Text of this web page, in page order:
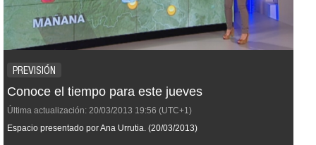
PREVISIÓN
Conoce el tiempo para este jueves
Última actualización: 20/03/2013 19:56 (UTC+1)
Espacio presentado por Ana Urrutia. (20/03/2013)